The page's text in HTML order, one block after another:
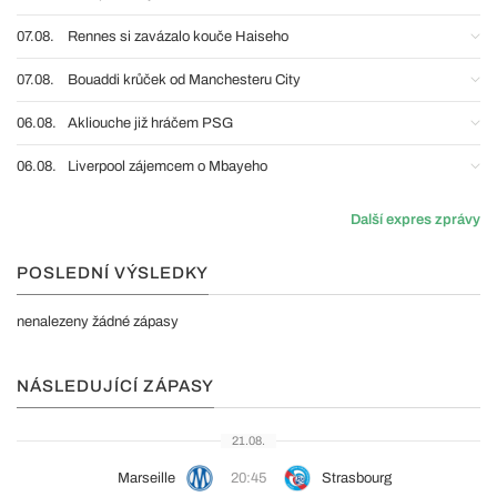
07.08. Rennes si zavázalo kouče Haiseho
07.08. Bouaddi krůček od Manchesteru City
06.08. Akliouche již hráčem PSG
06.08. Liverpool zájemcem o Mbayeho
Další expres zprávy
POSLEDNÍ VÝSLEDKY
nenalezeny žádné zápasy
NÁSLEDUJÍCÍ ZÁPASY
21.08.
Marseille 20:45 Strasbourg